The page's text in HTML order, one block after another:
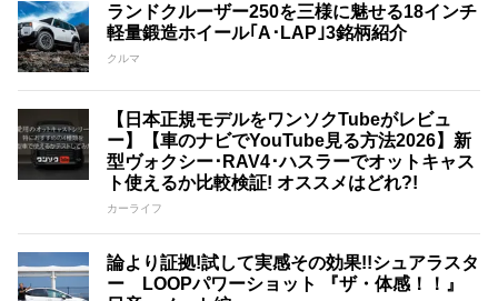
ランドクルーザー250を三様に魅せる18インチ
軽量鍛造ホイール｢A･LAP｣3銘柄紹介
クルマ
【日本正規モデルをワンソクTubeがレビュ
ー】【車のナビでYouTube見る方法2026】新
型ヴォクシー･RAV4･ハスラーでオットキャス
ト使えるか比較検証! オススメはどれ?!
カーライフ
論より証拠!試して実感その効果!!シュアラスタ
ー LOOPパワーショット 『ザ・体感！！』